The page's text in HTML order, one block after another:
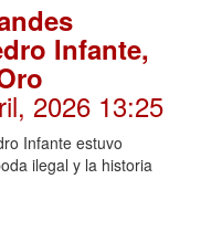
Infante,
2026 13:25
Infante estuvo
ilegal y la historia